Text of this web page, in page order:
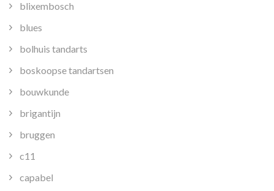
blixembosch
blues
bolhuis tandarts
boskoopse tandartsen
bouwkunde
brigantijn
bruggen
c11
capabel